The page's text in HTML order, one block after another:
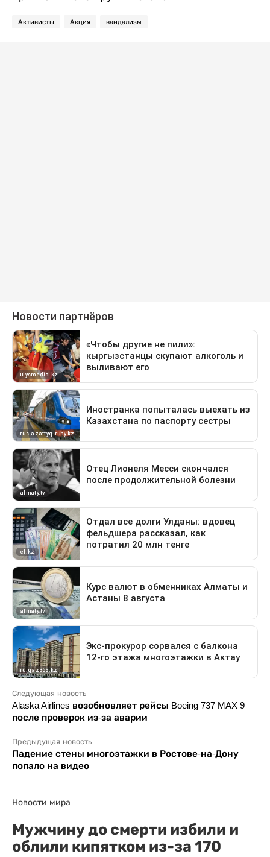
Активисты Акция вандализм
Следующая новость
Alaska Airlines возобновляет рейсы Boeing 737 MAX 9
после проверок из-за аварии
Предыдущая новость
Падение стены многоэтажки в Ростове-на-Дону
попало на видео
Новости мира
Мужчину до смерти избили и
облили кипятком из-за 170